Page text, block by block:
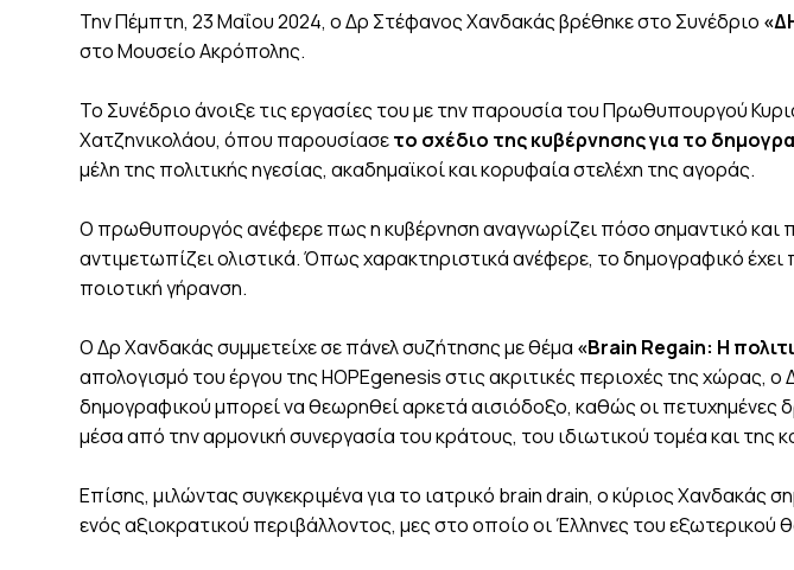
Την Πέμπτη, 23 Μαΐου 2024, ο Δρ Στέφανος Χανδακάς βρέθηκε στο Συνέδριο
στο Μουσείο Ακρόπολης.
Το Συνέδριο άνοιξε τις εργασίες του με την παρουσία του Πρωθυπουργού
Χατζηνικολάου, όπου παρουσίασετο σχέδιο της κυβέρνησης για το
μέλη της πολιτικής ηγεσίας, ακαδημαϊκοί και κορυφαία στελέχη της αγοράς.
Ο πρωθυπουργός ανέφερε πως η κυβέρνηση αναγνωρίζει πόσο σημαντικό και
αντιμετωπίζει ολιστικά. Όπως χαρακτηριστικά ανέφερε, το δημογραφικό έχει
ποιοτική γήρανση.
Ο Δρ Χανδακάς συμμετείχε σε πάνελ συζήτησης με θέμα «Brain Regain: Η
απολογισμό του έργου της HOPEgenesis στις ακριτικές περιοχές της χώρας,
δημογραφικού μπορεί να θεωρηθεί αρκετά αισιόδοξο, καθώς οι πετυχημένες
μέσα από την αρμονική συνεργασία του κράτους, του ιδιωτικού τομέα και της
Επίσης, μιλώντας συγκεκριμένα για το ιατρικό brain drain, ο κύριος Χανδακάς
ενός αξιοκρατικού περιβάλλοντος, μες στο οποίο οι Έλληνες του